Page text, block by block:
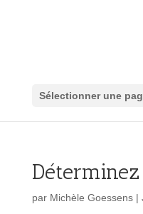
Sélectionner une
par Michèle Goessens|